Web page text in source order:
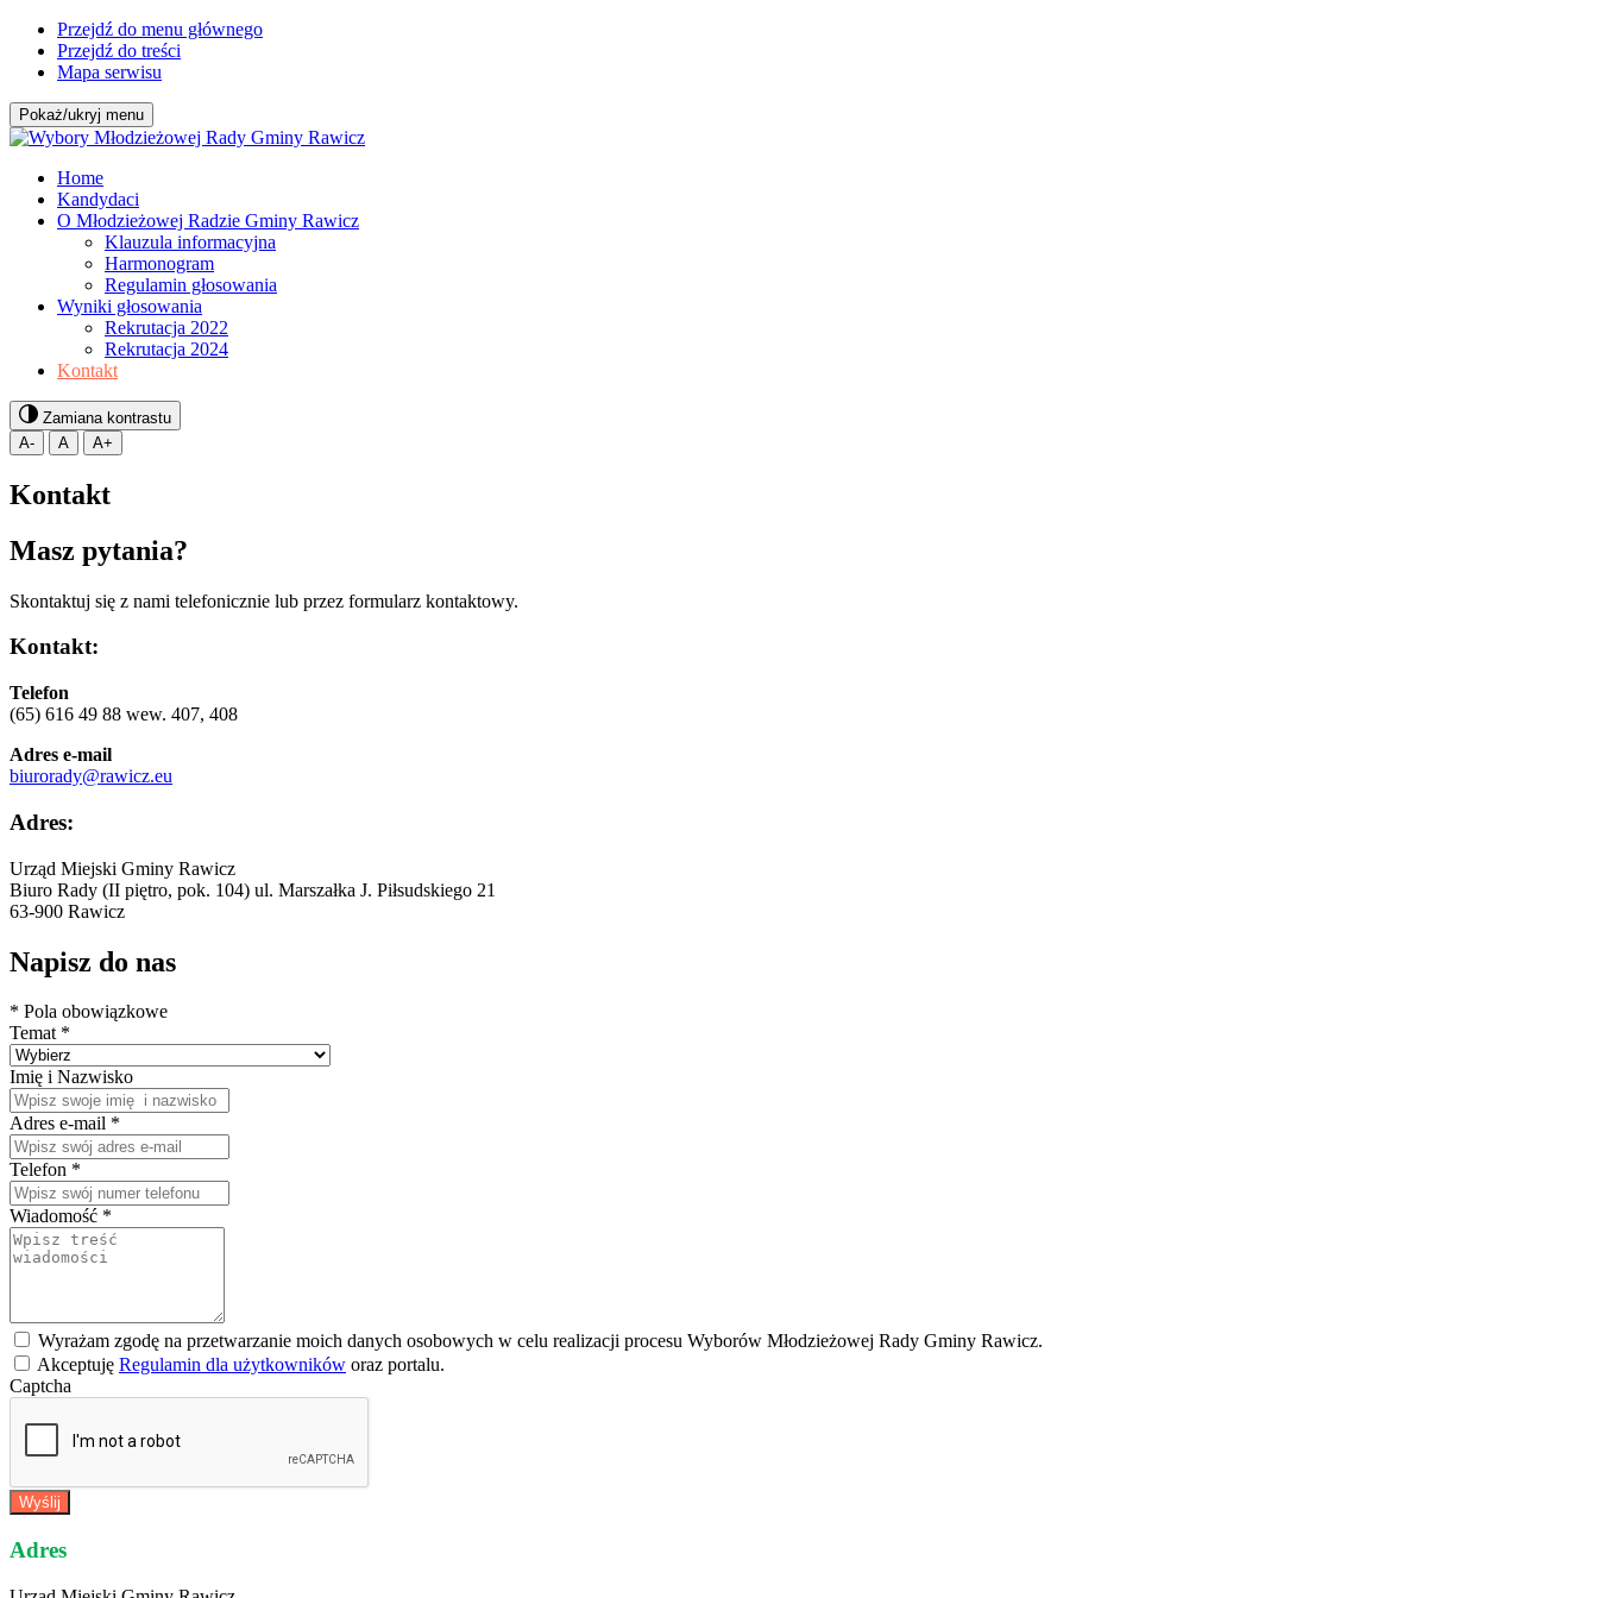
Przejdź do menu głównego
Przejdź do treści
Mapa serwisu
Pokaż/ukryj menu
Home
Kandydaci
O Młodzieżowej Radzie Gminy Rawicz
Klauzula informacyjna
Harmonogram
Regulamin głosowania
Wyniki głosowania
Rekrutacja 2022
Rekrutacja 2024
Kontakt
Zamiana kontrastu
A-
A A+
Kontakt
Masz pytania?
Skontaktuj się z nami telefonicznie lub przez formularz kontaktowy.
Kontakt:
Telefon
(65) 616 49 88 wew. 407, 408
Adres e-mail
biurorady@rawicz.eu
Adres:
Urząd Miejski Gminy Rawicz
Biuro Rady (II piętro, pok. 104) ul. Marszałka J. Piłsudskiego 21
63-900 Rawicz
Napisz do nas
* Pola obowiązkowe
Temat *
Imię i Nazwisko
Adres e-mail *
Telefon *
Wiadomość *
Wyrażam zgodę na przetwarzanie moich danych osobowych w celu realizacji procesu Wyborów Młodzieżowej Rady Gminy Rawicz.
Akceptuję Regulamin dla użytkowników oraz portalu.
Captcha
Wyślij
Adres